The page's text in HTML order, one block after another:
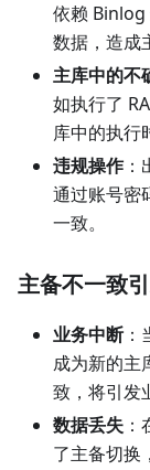
依赖 Binlog
数据，造成
主库中的不
如执行了
库中的执行
违规操作：
通过账号密
一致。
主备不一致
业务中断：
成为新的主
致，将引发
数据丢失
了主备切换